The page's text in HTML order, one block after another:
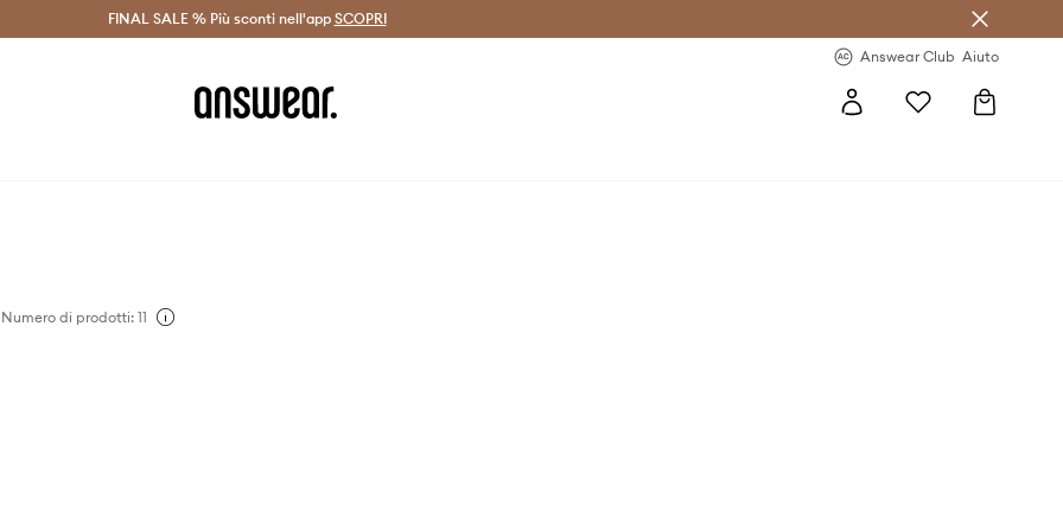
Answear Club > Spedizione entro 24 ore >
FINAL SALE % Più sconti nell'app SCOPRI
Answear Club Aiuto
Numero di prodotti: 11